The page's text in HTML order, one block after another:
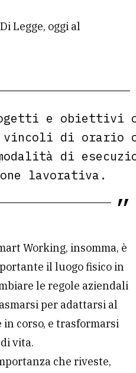
Legge, oggi al
e obiettivi
vincoli di orario
di
lavorativa.
Working, insomma, è
il luogo fisico in
le regole aziendali
per adattarsi al
corso, e trasformarsi
vita.
che riveste,